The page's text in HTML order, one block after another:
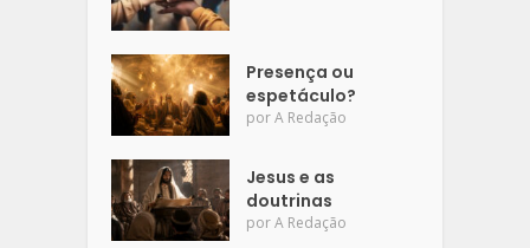
Presença ou
espetáculo?
porA Redação
Jesus e as
doutrinas
porA Redação